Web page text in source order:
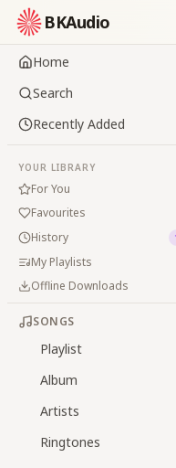
BKAudio
Home
Search
Recently Added
YOUR LIBRARY
For You
Favourites
History
My Playlists
Offline Downloads
SONGS
Playlist
Album
Artists
Ringtones